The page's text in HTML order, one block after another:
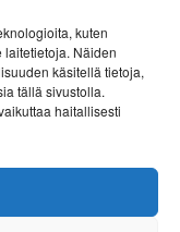
kuten
laitetietoja. Näiden
käsitellä tietoja,
tällä sivustolla.
haitallisesti